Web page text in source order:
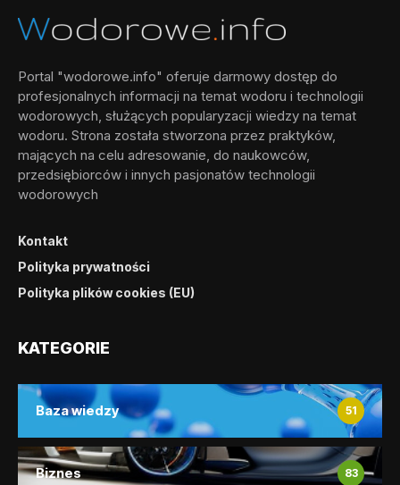
Portal "wodorowe.info" oferuje darmowy dostęp do
profesjonalnych informacji na temat wodoru i technologii
wodorowych, służących popularyzacji wiedzy na temat
wodoru. Strona została stworzona przez praktyków,
mających na celu adresowanie, do naukowców,
przedsiębiorców i innych pasjonatów technologii
wodorowych
Kontakt
Polityka prywatności
Polityka plików cookies (EU)
KATEGORIE
Baza wiedzy 51
Biznes 83